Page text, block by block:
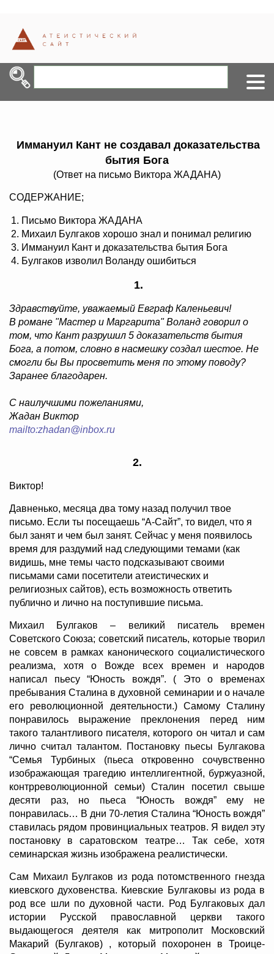
Иммануил Кант не создавал доказательства
бытия Бога
(Ответ на письмо Виктора ЖАДАНА)
СОДЕРЖАНИЕ;
Письмо Виктора ЖАДАНА
Михаил Булгаков хорошо знал и понимал религию
Иммануил Кант и доказательства бытия Бога
Булгаков изволил Воланду ошибиться
1.
Здравствуйте, уважаемый Евграф Каленьевич!
В романе "Мастер и Маргарита" Воланд говорил о
том, что Кант разрушил 5 доказательств бытия
Бога, а потом, словно в насмешку создал шестое. Не
смогли бы Вы просветить меня по этому поводу?
Заранее благодарен.
С наилучшими пожеланиями,
Жадан Виктор
mailto:zhadan@inbox.ru
2.
Виктор!
Давненько, месяца два тому назад получил твое
письмо. Если ты посещаешь “А-Сайт”, то видел, что я
был занят и чем был занят. Сейчас у меня появилось
время для раздумий над следующими темами (как
видишь, мне темы часто подсказывают своими
письмами сами посетители атеистических и
религиозных сайтов), есть возможность ответить
публично и лично на поступившие письма.
Михаил Булгаков – великий писатель времен
Советского Союза; советский писатель, которые творил
не совсем в рамках канонического социалистического
реализма, хотя о Вожде всех времен и народов
написал пьесу “Юность вождя”. ( Это о временах
пребывания Сталина в духовной семинарии и о начале
его революционной деятельности.) Самому Сталину
понравилось выражение преклонения перед ним
такого талантливого писателя, которого он читал и сам
лично считал талантом. Постановку пьесы Булгакова
“Семья Турбиных (пьеса откровенно сочувственно
изображающая трагедию интеллигентной, буржуазной,
контрреволюционной семьи) Сталин посетил свыше
десяти раз, но пьеса “Юность вождя” ему не
понравилась… В дни 70-летия Сталина “Юность вождя”
ставилась рядом провинциальных театров. Я видел эту
постановку в саратовском театре… Так себе, хотя
семинарская жизнь изображена реалистически.
Сам Михаил Булгаков из рода потомственного гнезда
киевского духовенства. Киевские Булгаковы из рода в
род все шли по духовной части. Род Булгаковых дал
истории Русской православной церкви такого
выдающегося деятеля как митрополит Московский
Макарий (Булгаков) , который похоронен в Троице-